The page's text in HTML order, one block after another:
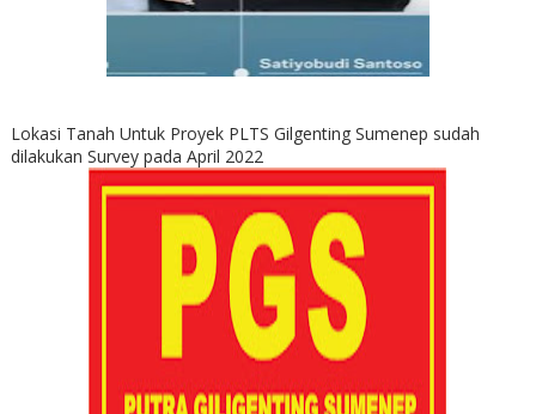
Lokasi Tanah Untuk Proyek PLTS Gilgenting Sumenep sudah
dilakukan Survey pada April 2022